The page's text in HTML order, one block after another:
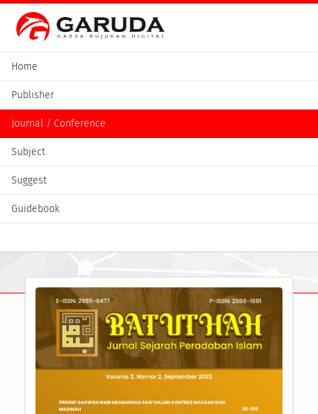
Home
Publisher
Journal / Conference
Subject
Suggest
Guidebook